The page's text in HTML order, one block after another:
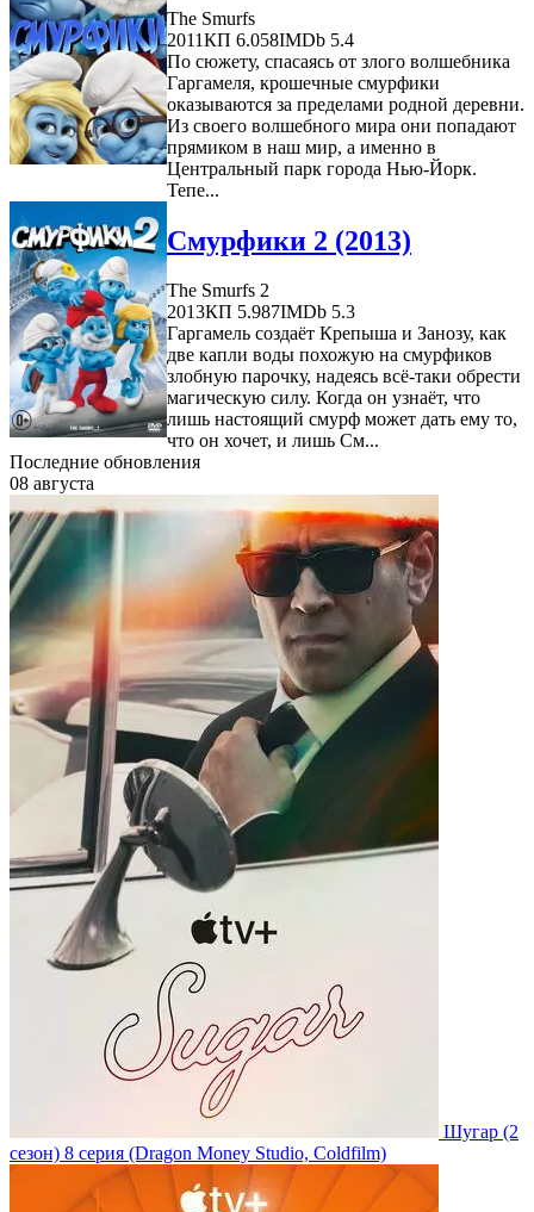
The Smurfs
2011КП 6.058IMDb 5.4
По сюжету, спасаясь от злого волшебника
Гаргамеля, крошечные смурфики
оказываются за пределами родной деревни.
Из своего волшебного мира они попадают
прямиком в наш мир, а именно в
Центральный парк города Нью-Йорк.
Тепе...
Смурфики 2 (2013)
The Smurfs 2
2013КП 5.987IMDb 5.3
Гаргамель создаёт Крепыша и Занозу, как
две капли воды похожую на смурфиков
злобную парочку, надеясь всё-таки обрести
магическую силу. Когда он узнаёт, что
лишь настоящий смурф может дать ему то,
что он хочет, и лишь См...
Последние обновления
08 августа
Шугар (2
сезон) 8 серия (Dragon Money Studio, Coldfilm)